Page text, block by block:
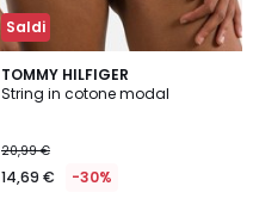
Saldi
TOMMY HILFIGER
String in cotone modal
20,99 €
14,69 € -30%